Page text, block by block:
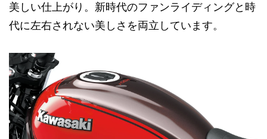
美しい仕上がり。新時代のファンライディングと時
代に左右されない美しさを両立しています。